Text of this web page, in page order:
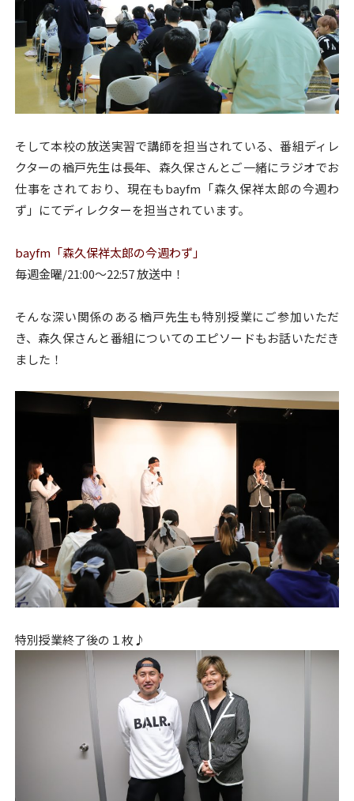
そして本校の放送実習で講師を担当されている、番組ディレ
クターの楢戸先生は長年、森久保さんとご一緒にラジオでお
仕事をされており、現在もbayfm「森久保祥太郎の今週わ
ず」にてディレクターを担当されています。
bayfm「森久保祥太郎の今週わず」
毎週金曜/21:00～22:57 放送中！
そんな深い関係のある楢戸先生も特別授業にご参加いただ
き、森久保さんと番組についてのエピソードもお話いただき
ました！
特別授業終了後の１枚♪